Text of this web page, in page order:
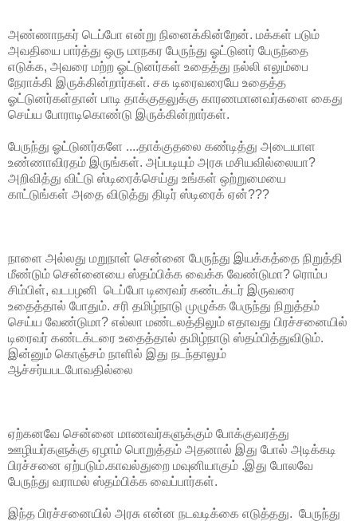
அண்ணாநகர் டெப்போ என்று நினைக்கின்றேன். மக்கள் படும்
அவதியை பார்த்து ஒரு மாநகர பேருந்து ஓட்டுனர் பேருந்தை
எடுக்க, அவரை மற்ற ஓட்டுனர்கள் உதைத்து நல்லி எலும்பை
நேராக்கி இருக்கின்றார்கள். சக டிரைவரையே உதைத்த
ஓட்டுனர்கள்தான் பாடி தாக்குதலுக்கு காரணமானவர்களை கைது
செய்ய போராடிகொண்டு இருக்கின்றார்கள்.
பேருந்து ஓட்டுனர்களே ....தாக்குதலை கண்டித்து அடையாள
உண்ணாவிரதம் இருங்கள். அப்படியும் அரசு மசியவில்லையா?
அறிவித்து விட்டு ஸ்டிரைக்செய்து உங்கள் ஒற்றுமையை
காட்டுங்கள் அதை விடுத்து திடிர் ஸ்டிரைக் ஏன்???
நாளை அல்லது மறுநாள் சென்னை பேருந்து இயக்கத்தை நிறுத்தி
மீண்டும் சென்னையை ஸ்தம்பிக்க வைக்க வேண்டுமா? ரொம்ப
சிம்பிள், வடபழனி டெப்போ டிரைவர் கண்டக்டர் இருவரை
உதைத்தால் போதும். சரி தமிழ்நாடு முழுக்க பேருந்து நிறுத்தம்
செய்ய வேண்டுமா? எல்லா மண்டலத்திலும் எதாவது பிரச்சனையில்
டிரைவர் கண்டக்டரை உதைத்தால் தமிழ்நாடு ஸ்தம்பித்துவிடும்.
இன்னும் கொஞ்சம் நாளில் இது நடந்தாலும்
ஆச்சர்யபடபோவதில்லை
ஏற்கனவே சென்னை மாணவர்களுக்கும் போக்குவரத்து
ஊழியர்களுக்கு ஏழாம் பொறுத்தம் அதனால் இது போல் அடிக்கடி
பிரச்சனை ஏற்படும்.காவல்துறை மவுனியாகும் .இது போலவே
பேருந்து வராமல் ஸ்தம்பிக்க வைப்பார்கள்.
இந்த பிரச்சனையில் அரசு என்ன நடவடிக்கை எடுத்தது. பேருந்து